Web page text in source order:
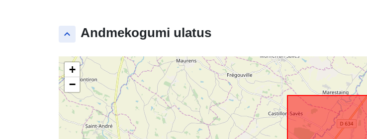
keyboard_arrow_up Andmekogumi ulatus
+
−